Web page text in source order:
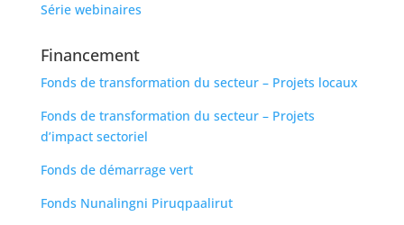
Série webinaires
Financement
Fonds de transformation du secteur – Projets locaux
Fonds de transformation du secteur – Projets
d’impact sectoriel
Fonds de démarrage vert
Fonds Nunalingni Piruqpaalirut